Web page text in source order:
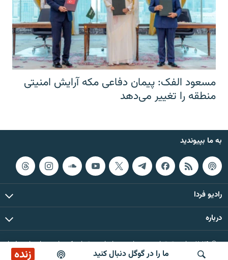
ما را در گوگل دنبال کنید زنده
مسعود الفک: پیمان دفاعی مکه آرایش امنیتی
منطقه را تغییر می‌دهد
به ما بپیوندید
رادیو فردا
درباره
© ۲۰۲۶ تمام حقوق این وب‌سایت، بر اساس مقررات کپی‌رایت، برای رادیو فردا
محفوظ است.